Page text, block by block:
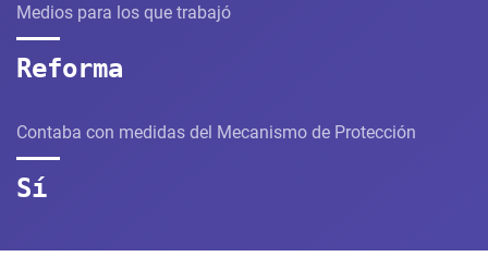
Medios para los que trabajó
Reforma
Contaba con medidas del Mecanismo de Protección
Sí